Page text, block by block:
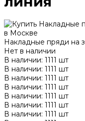
Накладные пряди на
Нет в наличии
В наличии: 1111 шт
В наличии: 1111 шт
В наличии: 1111 шт
В наличии: 1111 шт
В наличии: 1111 шт
В наличии: 1111 шт
В наличии: 1111 шт